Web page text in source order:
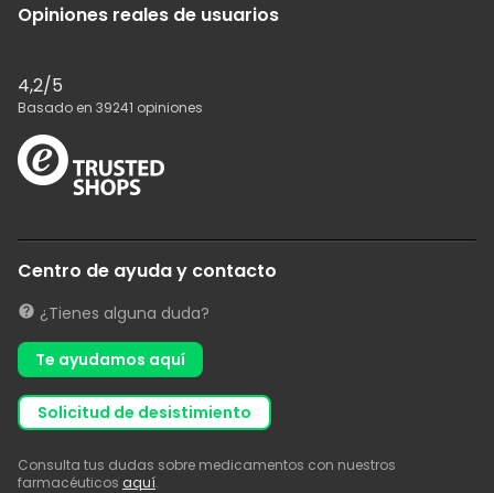
Opiniones reales de usuarios
4,2/5
Basado en 39241 opiniones
Centro de ayuda y contacto
¿Tienes alguna duda?
Te ayudamos aquí
solicitud de desistimiento
Consulta tus dudas sobre medicamentos con nuestros
farmacéuticos aquí.